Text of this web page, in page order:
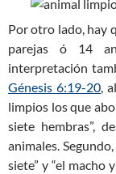
Por otro lado, hay
parejas ó 14
interpretación
Génesis 6:19-20,
limpios los que
siete hembras”,
animales.
siete” y “el macho